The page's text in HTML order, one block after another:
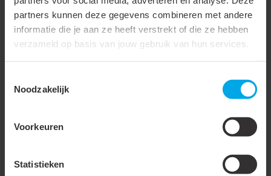
partners kunnen deze gegevens combineren met andere
informatie die je aan ze heeft verstrekt of die ze hebben
verzameld op basis van jouw gebruik van hun services.
Noodzakelijk
Voorkeuren
Statistieken
Materiaal isolatie
Polypropyleen (PP)
AWG-maat
14
Binnenzijde (d1)
Ingang Diameter